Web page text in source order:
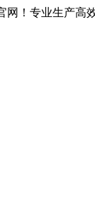
！专业生产高